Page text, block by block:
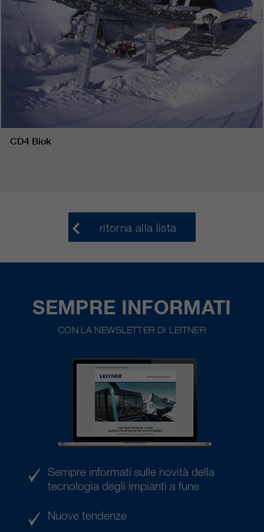
CD4 Biok
ritorna alla lista
SEMPRE INFORMATI
CON LA NEWSLETTER DI LEITNER
Sempre informati sulle novità della
tecnologia degli impianti a fune
Nuove tendenze